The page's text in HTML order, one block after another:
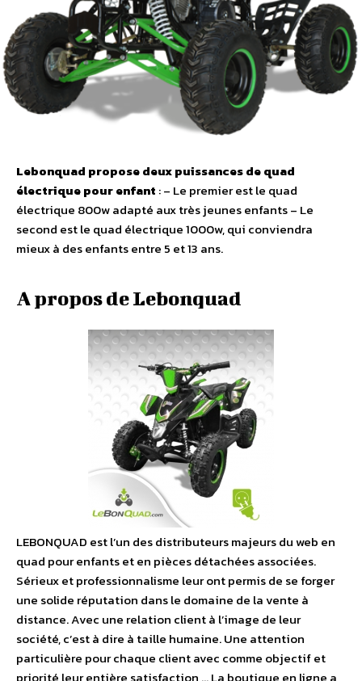
Lebonquad propose deux puissances de quad
électrique pour enfant : – Le premier est le quad
électrique 800w adapté aux très jeunes enfants – Le
second est le quad électrique 1000w, qui conviendra
mieux à des enfants entre 5 et 13 ans.
A propos de Lebonquad
LEBONQUAD est l’un des distributeurs majeurs du web en
quad pour enfants et en pièces détachées associées.
Sérieux et professionnalisme leur ont permis de se forger
une solide réputation dans le domaine de la vente à
distance. Avec une relation client à l’image de leur
société, c’est à dire à taille humaine. Une attention
particulière pour chaque client avec comme objectif et